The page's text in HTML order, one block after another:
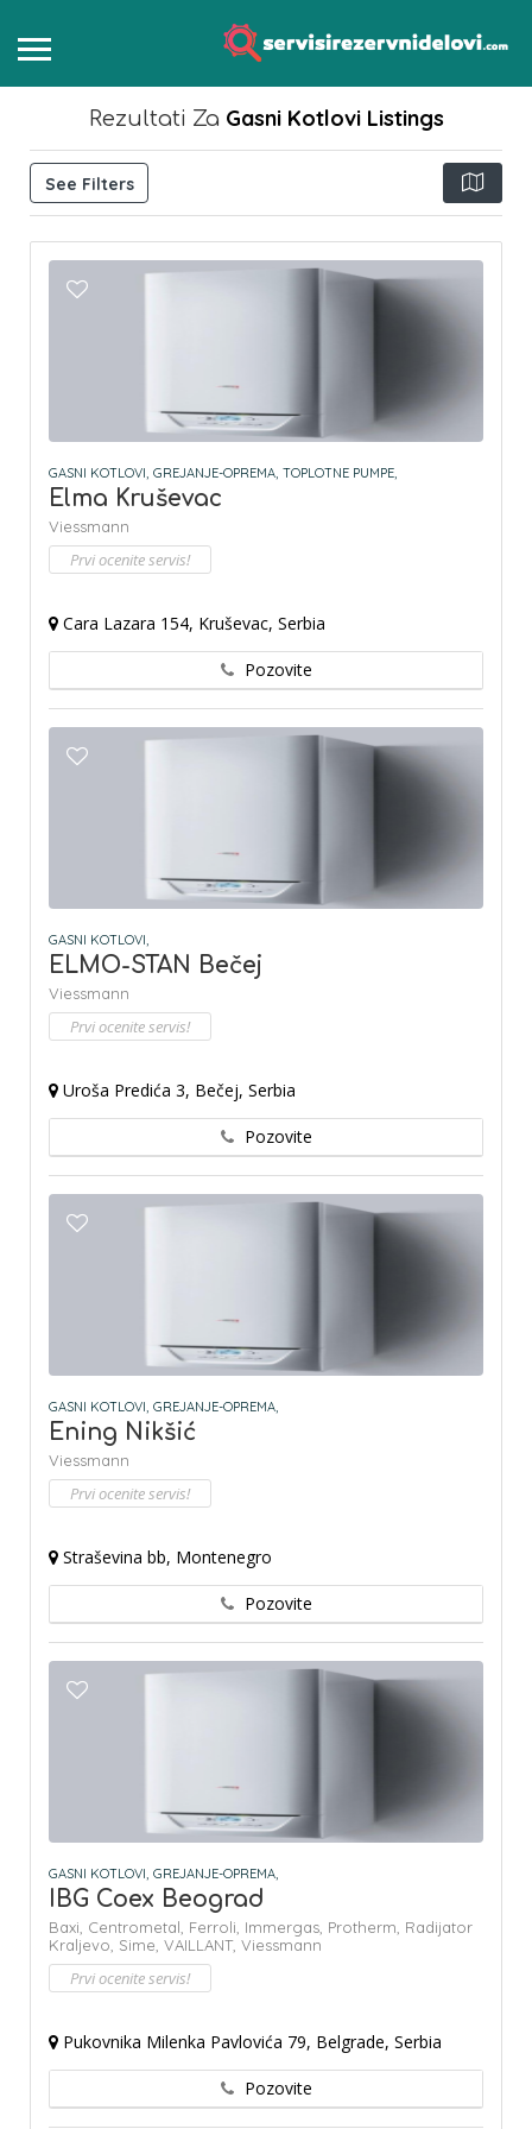
Rezultati Za Gasni KotloviListings
See Filters
GASNI KOTLOVI, GREJANJE-OPREMA, TOPLOTNE PUMPE,
Elma Kruševac
Viessmann
Prvi ocenite servis!
Cara Lazara 154, Kruševac, Serbia
Pozovite
GASNI KOTLOVI,
ELMO-STAN Bečej
Viessmann
Prvi ocenite servis!
Uroša Predića 3, Bečej, Serbia
Pozovite
GASNI KOTLOVI, GREJANJE-OPREMA,
Ening Nikšić
Viessmann
Prvi ocenite servis!
Straševina bb, Montenegro
Pozovite
GASNI KOTLOVI, GREJANJE-OPREMA,
IBG Coex Beograd
Baxi, Centrometal, Ferroli, Immergas, Protherm, Radijator
Kraljevo, Sime, VAILLANT, Viessmann
Prvi ocenite servis!
Pukovnika Milenka Pavlovića 79, Belgrade, Serbia
Pozovite